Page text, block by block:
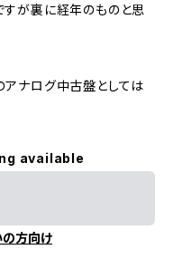
すが裏に経年のものと思
アナログ中古盤としては
available
方向け